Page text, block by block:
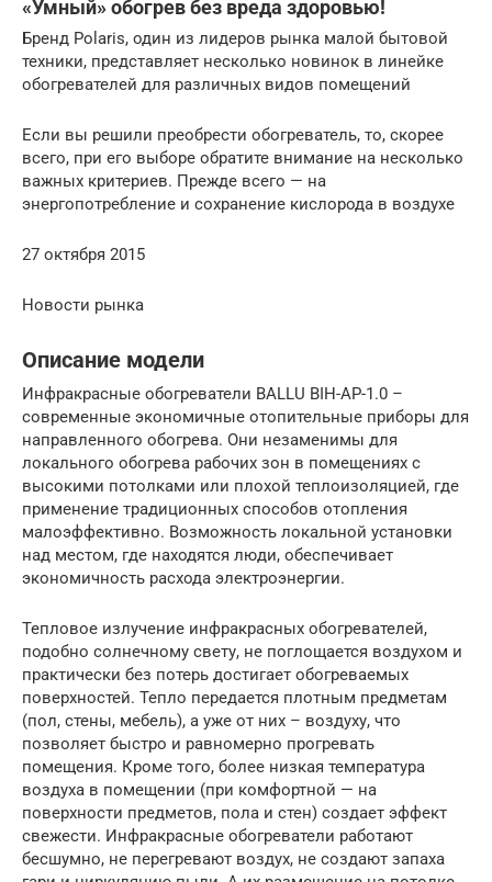
«Умный» обогрев без вреда здоровью!
Бренд Polaris, один из лидеров рынка малой бытовой
техники, представляет несколько новинок в линейке
обогревателей для различных видов помещений
Если вы решили преобрести обогреватель, то, скорее
всего, при его выборе обратите внимание на несколько
важных критериев. Прежде всего — на
энергопотребление и сохранение кислорода в воздухе
27 октября 2015
Новости рынка
Описание модели
Инфракрасные обогреватели BALLU BIH-AP-1.0 –
современные экономичные отопительные приборы для
направленного обогрева. Они незаменимы для
локального обогрева рабочих зон в помещениях с
высокими потолками или плохой теплоизоляцией, где
применение традиционных способов отопления
малоэффективно. Возможность локальной установки
над местом, где находятся люди, обеспечивает
экономичность расхода электроэнергии.
Тепловое излучение инфракрасных обогревателей,
подобно солнечному свету, не поглощается воздухом и
практически без потерь достигает обогреваемых
поверхностей. Тепло передается плотным предметам
(пол, стены, мебель), а уже от них – воздуху, что
позволяет быстро и равномерно прогревать
помещения. Кроме того, более низкая температура
воздуха в помещении (при комфортной — на
поверхности предметов, пола и стен) создает эффект
свежести. Инфракрасные обогреватели работают
бесшумно, не перегревают воздух, не создают запаха